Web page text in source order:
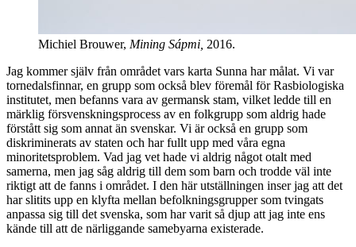
Michiel Brouwer, Mining Sápmi, 2016.
Jag kommer själv från området vars karta Sunna har målat. Vi var
tornedalsfinnar, en grupp som också blev föremål för Rasbiologiska
institutet, men befanns vara av germansk stam, vilket ledde till en
märklig försvenskningsprocess av en folkgrupp som aldrig hade
förstått sig som annat än svenskar. Vi är också en grupp som
diskriminerats av staten och har fullt upp med våra egna
minoritetsproblem. Vad jag vet hade vi aldrig något otalt med
samerna, men jag såg aldrig till dem som barn och trodde väl inte
riktigt att de fanns i området. I den här utställningen inser jag att det
har slitits upp en klyfta mellan befolkningsgrupper som tvingats
anpassa sig till det svenska, som har varit så djup att jag inte ens
kände till att de närliggande samebyarna existerade.